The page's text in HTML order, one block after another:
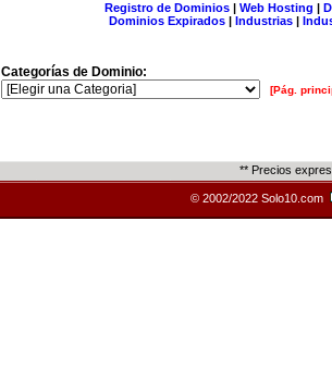
Registro de Dominios| Web Hosting |
Dominios Expirados | Industrias |
Categorías de Dominio:
[Pág.
** Precios
© 2002/2022 Solo10.com